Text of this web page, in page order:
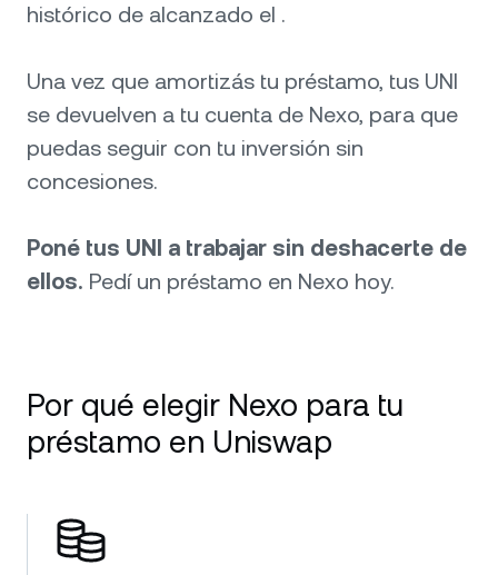
histórico de alcanzado el .
Una vez que amortizás tu préstamo, tus UNI
se devuelven a tu cuenta de Nexo, para que
puedas seguir con tu inversión sin
concesiones.
Poné tus UNI a trabajar sin deshacerte de
ellos. Pedí un préstamo en Nexo hoy.
Por qué elegir Nexo para tu
préstamo en Uniswap